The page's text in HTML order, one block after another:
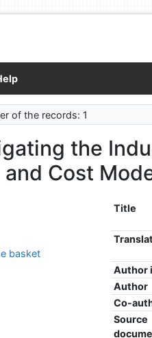
of the records: 1
the
and Cost
Title
Author
Author
Co-
Source
basket